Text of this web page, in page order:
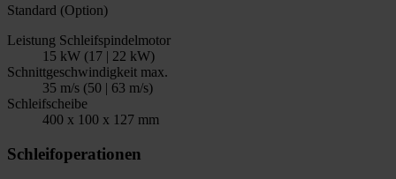
Standard (Option)
Leistung Schleifspindelmotor
15 kW (17 | 22 kW)
Schnittgeschwindigkeit max.
35 m/s (50 | 63 m/s)
Schleifscheibe
400 x 100 x 127 mm
Schleifoperationen